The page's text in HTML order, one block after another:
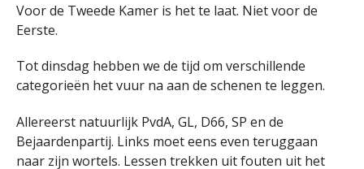
Voor de Tweede Kamer is het te laat. Niet voor de
Eerste.
Tot dinsdag hebben we de tijd om verschillende
categorieën het vuur na aan de schenen te leggen.
Allereerst natuurlijk PvdA, GL, D66, SP en de
Bejaardenpartij. Links moet eens even teruggaan
naar zijn wortels. Lessen trekken uit fouten uit het